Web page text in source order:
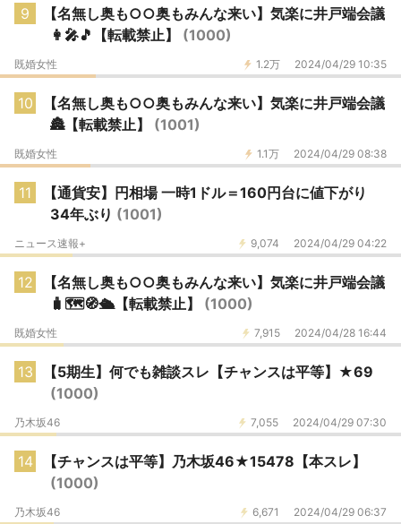
9
【名無し奥も○○奥もみんな来い】気楽に井戸端会議
👩🎤🎵【転載禁止】 (1000)
1.2万 2024/04/29 10:35
既婚女性
10
【名無し奥も○○奥もみんな来い】気楽に井戸端会議
🏯【転載禁止】 (1001)
1.1万 2024/04/29 08:38
既婚女性
11
【通貨安】円相場 一時1ドル＝160円台に値下がり
34年ぶり (1001)
9,074 2024/04/29 04:22
ニュース速報+
12
【名無し奥も○○奥もみんな来い】気楽に井戸端会議
🧳🗺🧭🛳️【転載禁止】 (1000)
7,915 2024/04/28 16:44
既婚女性
13
【5期生】何でも雑談スレ【チャンスは平等】★69
(1000)
7,055 2024/04/29 07:30
乃木坂46
14
【チャンスは平等】乃木坂46★15478【本スレ】
(1000)
6,671 2024/04/29 06:37
乃木坂46